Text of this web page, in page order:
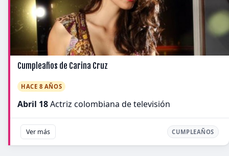
Cumpleaños de Carina Cruz
HACE 8 AÑOS
Abril 18Actriz colombiana de televisión
Ver más CUMPLEAÑOS